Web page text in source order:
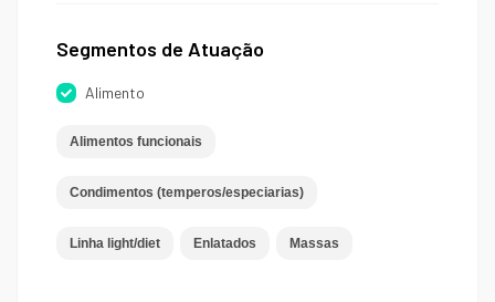
Segmentos de Atuação
Alimento
Alimentos funcionais
Condimentos (temperos/especiarias)
Linha light/diet Enlatados Massas